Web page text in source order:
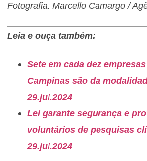
Fotografia: Marcello Camargo /
Leia e ouça também:
Sete em cada dez
Campinas são da
29.jul.2024
Lei garante segurança e
voluntários de pesquisas
29.jul.2024